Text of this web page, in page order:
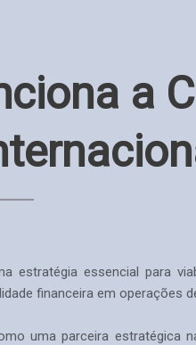
a
estratégia essencial para
financeira em operações
uma parceira estratégica